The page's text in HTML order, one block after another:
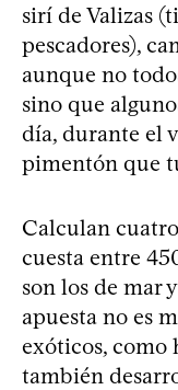
sirí de Valizas
pescadores),
aunque no
sino que
día, durante el
pimentón que
Calculan
cuesta entre
son los de mar
apuesta no es
exóticos, como
también